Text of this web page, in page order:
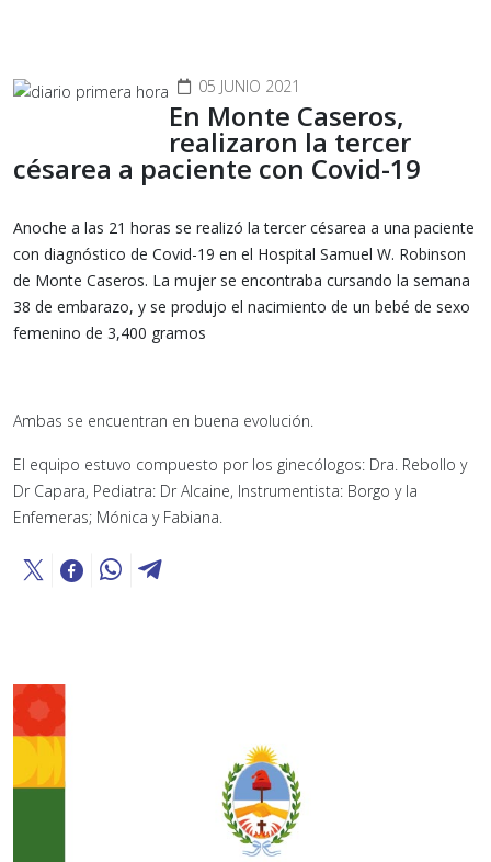
05 JUNIO 2021
En Monte Caseros,
realizaron la tercer
césarea a paciente con Covid-19
Anoche a las 21 horas se realizó la tercer césarea a una paciente
con diagnóstico de Covid-19 en el Hospital Samuel W. Robinson
de Monte Caseros. La mujer se encontraba cursando la semana
38 de embarazo, y se produjo el nacimiento de un bebé de sexo
femenino de 3,400 gramos
Ambas se encuentran en buena evolución.
El equipo estuvo compuesto por los ginecólogos: Dra. Rebollo y
Dr Capara, Pediatra: Dr Alcaine, Instrumentista: Borgo y la
Enfemeras; Mónica y Fabiana.